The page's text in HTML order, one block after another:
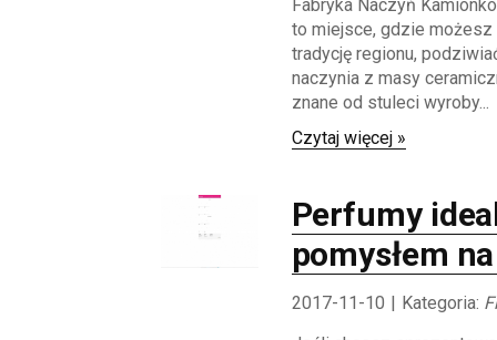
Fabryka Naczyń
to miejsce, gdzie możesz
tradycję regionu,
naczynia z masy
znane od stuleci wyroby...
Czytaj więcej »
Perfumy
pomysłem
2017-11-10 | Kategoria: